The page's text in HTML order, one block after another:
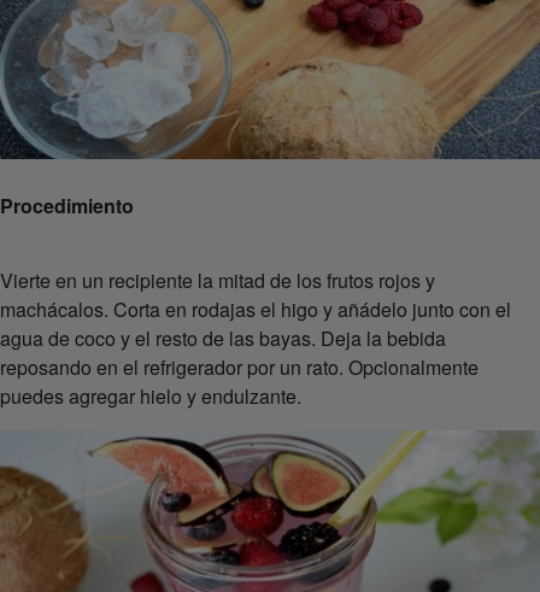
Procedimiento
Vierte en un recipiente la mitad de los frutos rojos y
machácalos. Corta en rodajas el higo y añádelo junto con el
agua de coco y el resto de las bayas. Deja la bebida
reposando en el refrigerador por un rato. Opcionalmente
puedes agregar hielo y endulzante.